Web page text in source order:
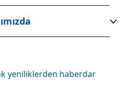
yeniliklerden haberdar